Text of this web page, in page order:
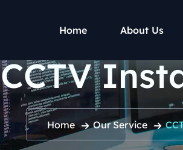
Home About Us
CCTV
Home Our Service